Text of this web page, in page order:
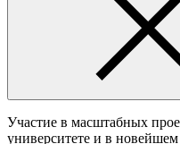
Участие в масштабных
университете и в